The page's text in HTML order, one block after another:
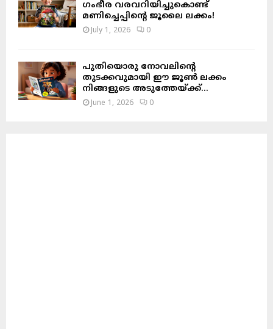
ഗംഭീര വരവറിയിച്ചുകൊണ്ട്
മണിച്ചെപ്പിന്റെ ജൂലൈ ലക്കം!
July 1, 2026 0
പുതിയൊരു നോവലിന്റെ
തുടക്കവുമായി ഈ ജൂൺ ലക്കം
നിങ്ങളുടെ അടുത്തേയ്ക്ക്…
June 1, 2026 0